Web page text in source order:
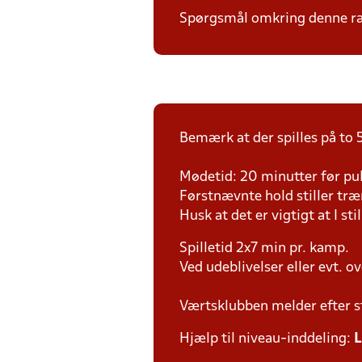
Spørgsmål omkring denne
Bemærk at der spilles på to
Mødetid: 20 minutter før
Førstnævnte hold stiller
Husk at det er vigtigt at I
Spilletid 2x7 min pr. kamp.
Ved udeblivelser eller evt.
Værtsklubben melder efter
Hjælp til niveau-inddeling: